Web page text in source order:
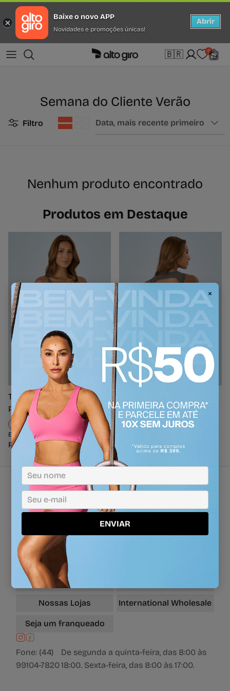
Ir para o conteúdo Idioma
🇧🇷
português (Brasil)
0
Home Semana do Cliente Verão
Semana do Cliente Verão
Filtro
Ordenar por
Data, mais recente primeiro
Nenhum produto encontrado
Produtos em Destaque
Top Elástico
Personalizado Alto Giro
M
Em até 2x de R$ 109,95
R$ 219,90
Personalizado
P M G
R$ 198,90
Adicionar ao Carrinho
Verificada
por
Dúvidas Frequentes Formas de Entrega
Formas de Pagamento
Trocas e Devoluções
Sobre a marca
Nossas Lojas International Wholesale
Seja um franqueado
Fone: (44)
99104-7820
De segunda a quinta-feira, das 8:00 às
18:00. Sexta-feira, das 8:00 às 17:00.
×
ENVIAR
Baixe o novo APP
Novidades e promoções únicas!
Abrir